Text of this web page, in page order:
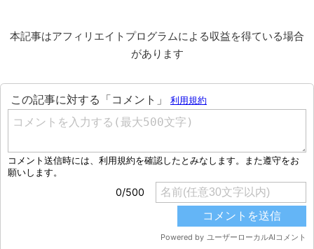
本記事はアフィリエイトプログラムによる収益を得ている場合
があります